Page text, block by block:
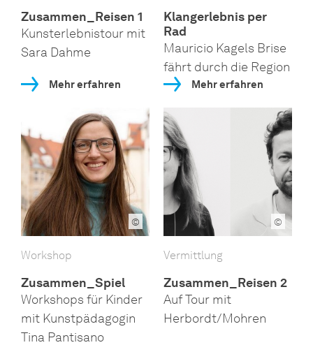
Zusammen_Reisen 1
Kunsterlebnistour mit
Sara Dahme
Mehr erfahren
Klangerlebnis per
Rad
Mauricio Kagels Brise
fährt durch die Region
Mehr erfahren
©
Workshop
Zusammen_Spiel
Workshops für Kinder
mit Kunstpädagogin
Tina Pantisano
©
Vermittlung
Zusammen_Reisen 2
Auf Tour mit
Herbordt/Mohren